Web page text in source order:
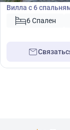
Вилла с 6
475466 Спален